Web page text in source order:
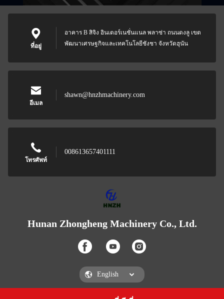
ที่อยู่
อาคาร B สิจิง อินเตอร์เนชั่นแนล พลาซ่า ถนนดงลู เขต
พัฒนาเศรษฐกิจและเทคโนโลยีชังชา จังหวัดฮุนัน
อีเมล
shawn@hnzhmachinery.com
โทรศัพท์
008613657401111
Hunan Zhongheng Machinery Co., Ltd.